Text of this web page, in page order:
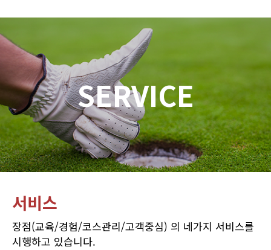
SERVICE
서비스
장점(교육/경험/코스관리/고객중심) 의 네가지 서비스를
시행하고 있습니다.